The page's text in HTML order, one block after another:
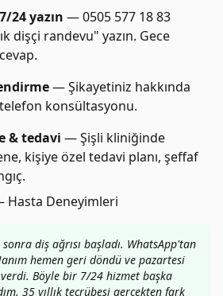
24 yazın — 0505 577 18 83
dişçi randevu" yazın. Gece
— Şikayetiniz hakkında
konsültasyonu.
& tedavi — Şişli kliniğinde
kişiye özel tedavi planı, şeffaf
Hasta Deneyimleri
diş ağrısı başladı. WhatsApp'tan
hemen geri döndü ve pazartesi
Böyle bir 7/24 hizmet başka
35 yıllık tecrübesi gerçekten fark